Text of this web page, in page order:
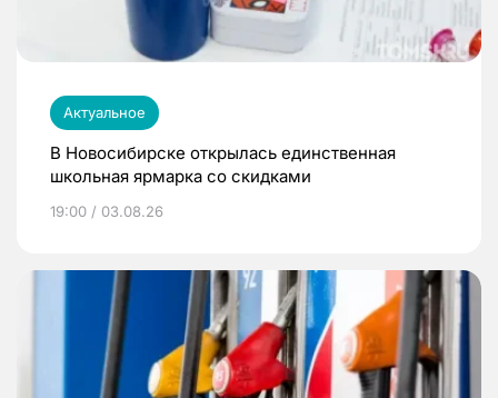
Актуальное
В Новосибирске открылась единственная
школьная ярмарка со скидками
19:00 / 03.08.26